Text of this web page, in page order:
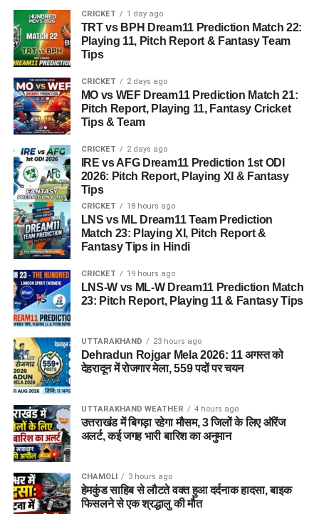
CRICKET 1 day ago
TRT vs BPH Dream11 Prediction Match 22:
Playing 11, Pitch Report & Fantasy Team
Tips
CRICKET 2 days ago
MO vs WEF Dream11 Prediction Match 21:
Pitch Report, Playing 11, Fantasy Cricket
Tips & Team
CRICKET 2 days ago
IRE vs AFG Dream11 Prediction 1st ODI
2026: Pitch Report, Playing XI & Fantasy
Tips
CRICKET 18 hours ago
LNS vs ML Dream11 Team Prediction
Match 23: Playing XI, Pitch Report &
Fantasy Tips in Hindi
CRICKET 19 hours ago
LNS-W vs ML-W Dream11 Prediction Match
23: Pitch Report, Playing 11 & Fantasy Tips
UTTARAKHAND 23 hours ago
Dehradun Rojgar Mela 2026: 11 अगस्त को
देहरादून में रोजगार मेला, 559 पदों पर चयन
UTTARAKHAND WEATHER 4 hours ago
उत्तराखंड में बिगड़ा रहेगा मौसम, 3 जिलों के लिए ऑरेंज
अलर्ट, कई जगह भारी बारिश का अनुमान
CHAMOLI 3 hours ago
हेमकुंड साहिब से लौटते वक्त हुआ दर्दनाक हादसा, बाइक
फिसलने से एक श्रद्धालु की मौत